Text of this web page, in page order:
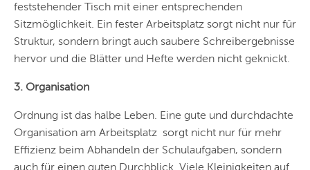
feststehender Tisch mit einer entsprechenden
Sitzmöglichkeit. Ein fester Arbeitsplatz sorgt nicht nur für
Struktur, sondern bringt auch saubere Schreibergebnisse
hervor und die Blätter und Hefte werden nicht geknickt.
3. Organisation
Ordnung ist das halbe Leben. Eine gute und durchdachte
Organisation am Arbeitsplatz sorgt nicht nur für mehr
Effizienz beim Abhandeln der Schulaufgaben, sondern
auch für einen guten Durchblick. Viele Kleinigkeiten auf